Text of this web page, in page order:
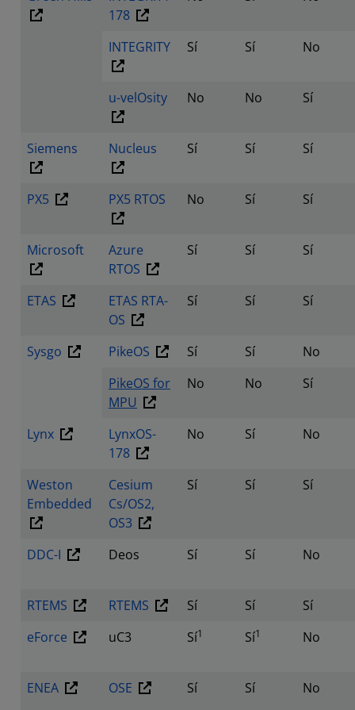
178
INTEGRITY Sí Sí No
u-velOsity No No Sí
Siemens Nucleus Sí Sí Sí
PX5 PX5 RTOS No Sí Sí
Microsoft
Azure
RTOS
Sí Sí Sí
ETAS
ETAS RTA-
OS
Sí Sí Sí
Sysgo PikeOS Sí Sí
No
PikeOS for
MPU
No No Sí
Lynx
LynxOS-
178
No Sí No
Weston
Embedded
Cesium
Cs/OS2,
OS3
Sí Sí Sí
DDC-I Deos Sí Sí No
RTEMS RTEMS Sí Sí
Sí
eForce
uC3 Sí1 Sí1 No
ENEA OSE Sí Sí No